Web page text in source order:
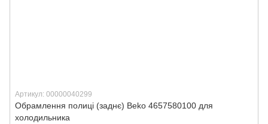
Артикул: 00000040299
Обрамлення полиці (заднє) Beko 4657580100 для
холодильника